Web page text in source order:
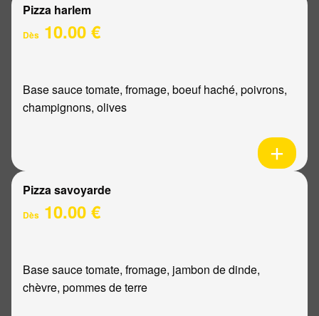
Pizza harlem
Dès 10.00 €
Base sauce tomate, fromage, boeuf haché, poivrons,
champignons, olives
Pizza savoyarde
Dès 10.00 €
Base sauce tomate, fromage, jambon de dinde,
chèvre, pommes de terre